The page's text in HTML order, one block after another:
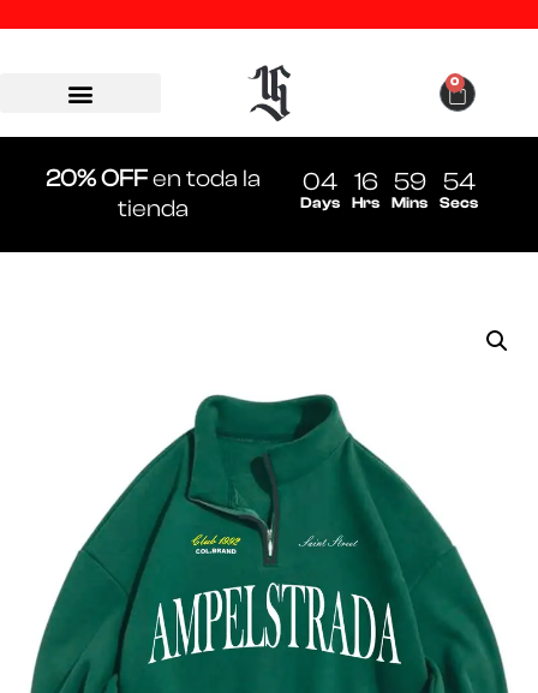
0
20% OFFen toda la
tienda
04
Days
16
Hrs
59
Mins
54
Secs